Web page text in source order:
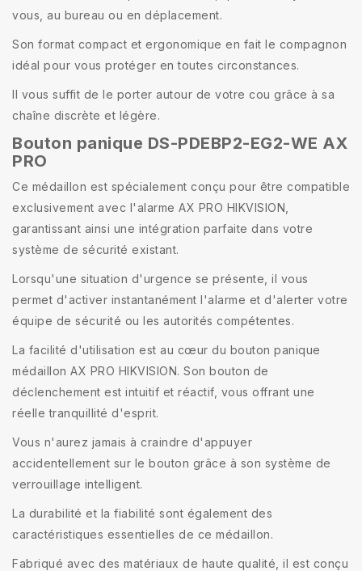
vous, au bureau ou en déplacement.
Son format compact et ergonomique en fait le compagnon
idéal pour vous protéger en toutes circonstances.
Il vous suffit de le porter autour de votre cou grâce à sa
chaîne discrète et légère.
Bouton panique DS-PDEBP2-EG2-WE AX
PRO
Ce médaillon est spécialement conçu pour être compatible
exclusivement avec l'alarme AX PRO HIKVISION,
garantissant ainsi une intégration parfaite dans votre
système de sécurité existant.
Lorsqu'une situation d'urgence se présente, il vous
permet d'activer instantanément l'alarme et d'alerter votre
équipe de sécurité ou les autorités compétentes.
La facilité d'utilisation est au cœur du bouton panique
médaillon AX PRO HIKVISION. Son bouton de
déclenchement est intuitif et réactif, vous offrant une
réelle tranquillité d'esprit.
Vous n'aurez jamais à craindre d'appuyer
accidentellement sur le bouton grâce à son système de
verrouillage intelligent.
La durabilité et la fiabilité sont également des
caractéristiques essentielles de ce médaillon.
Fabriqué avec des matériaux de haute qualité, il est conçu